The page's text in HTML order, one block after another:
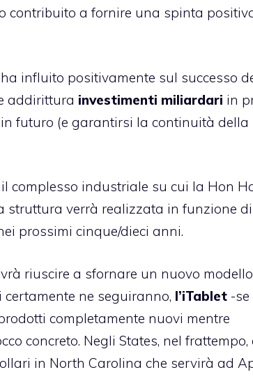
contribuito a fornire una spinta
influito positivamente sul successo
addirittura investimenti miliardari in
futuro (e garantirsi la continuità della
complesso industriale su cui la Hon
struttura verrà realizzata in funzione
prossimi cinque/dieci anni.
riuscire a sfornare un nuovo
ne seguiranno, l’iTablet -se
completamente nuovi mentre
concreto. Negli States, nel frattempo,
in North Carolina che servirà ad